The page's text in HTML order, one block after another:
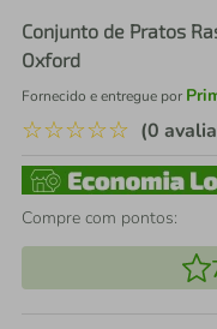
Conjunto de Pratos
Oxford
Fornecido e entregue por
☆☆☆☆☆ (0
Compre com pontos: